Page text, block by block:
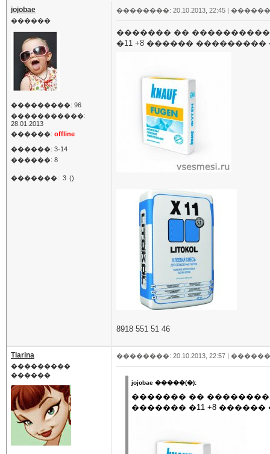
jojobae
������
���������: 96
�����������:
28.01.2013
������: offline
������: 3-14
������: 8
�������: 3 ()
��������: 20.10.2013, 22:45 |
������� ��
�11 +8 ������
8918 551 51 46
Tiarina
���������
������
��������: 20.10.2013, 22:57 |
jojobae �����(�):
������� ��
������� �11 +8